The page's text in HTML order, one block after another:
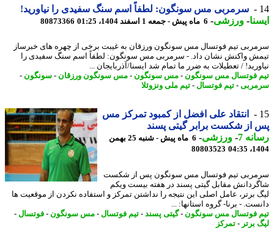
سرمربی مس سونگون: لطفاً اسم سنگ سفیدی را نیاورید!
-ورزشی-6 ماه پیش - جمعه 1 اسفند 1404، 01:25 80873366
تیم فوتسال مس سونگون ورزقان به غیبت برخی از چهره های خبرساز
واکنش نشان داد. - سرمربی مس سونگون: لطفاً اسم سنگ سفیدی را
/ تعطیلات به ضرر ما تمام شد ایسنا/آذربایجان ...
فوتسال مس سونگون-مس سونگون-مس سونگون ورزقان -سونگون-
- تیم فوتسال-تیم ملی ونزوئلا
انتقاد علی افضل از کمبود تمرکز مس
از شکست برابر گیتی پسند
7
-ورزشی-
6 ماه پیش - شنبه 25 بهمن
80803523
تیم فوتسال مس سونگون پس از شکست
مقابل گیتی پسند در هفته بیست ویکم
برتر، عامل اصلی این نتیجه را نداشتن تمرکز و استفاده نکردن از موقعیت ها
- برنا- گروه استانها: ...
فوتسال مس سونگون-گیتی پسند-تیم فوتسال-مس سونگون-فوتسال-
برتر - تمرکز